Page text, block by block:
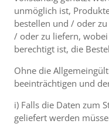
unmöglich ist,
bestellen und / oder
/ oder zu liefern,
berechtigt ist, die
Ohne die
beeinträchtigen und
i) Falls die Daten zum
geliefert werden